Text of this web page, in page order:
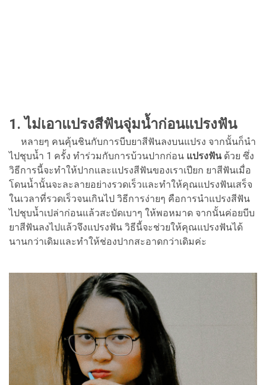
1. ไม่เอาแปรงสีฟันจุ่มน้ำก่อนแปรงฟัน
หลายๆ คนคุ้นชินกับการบีบยาสีฟันลงบนแปรง จากนั้นก็นำ
ไปชุบน้ำ 1 ครั้ง ทำร่วมกับการบ้วนปากก่อน แปรงฟันด้วย ซึ่ง
วิธีการนี้จะทำให้ปากและแปรงสีฟันของเราเปียก ยาสีฟันเมื่อ
โดนน้ำนั้นจะละลายอย่างรวดเร็วและทำให้คุณแปรงฟันเสร็จ
ในเวลาที่รวดเร็วจนเกินไป วิธีการง่ายๆ คือการนำแปรงสีฟัน
ไปชุบน้ำเปล่าก่อนแล้วสะบัดเบาๆ ให้พอหมาด จากนั้นค่อยบีบ
ยาสีฟันลงไปแล้วจึงแปรงฟัน วิธีนี้จะช่วยให้คุณแปรงฟันได้
นานกว่าเดิมและทำให้ช่องปากสะอาดกว่าเดิมค่ะ